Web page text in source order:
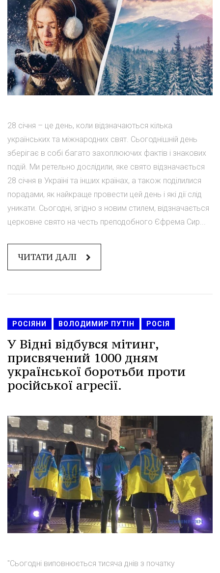
28 січня – це день, коли відзначаються кілька
українських та міжнародних свят. Сьогоднішній день
зберігає в собі багато захоплюючих фактів і знакових
подій. Ми ретельно дослідили, яке свято відзначається
28 січня в Україні та інших країнах, а також поділилися
порадами, як найкраще провести цей день і які дії слід
уникати. Сьогодні, згідно з новим стилем, відзначається
церковне свято на честь преподобного Єфрема Сир...
ЧИТАТИ ДАЛІ
РОСІЯНИ ВОЛОДИМИР ПУТІН РОСІЯ
У Відні відбувся мітинг,
присвячений 1000 дням
української боротьби проти
російської агресії.
"Сьогодні виповнюється тисяча днів з початку